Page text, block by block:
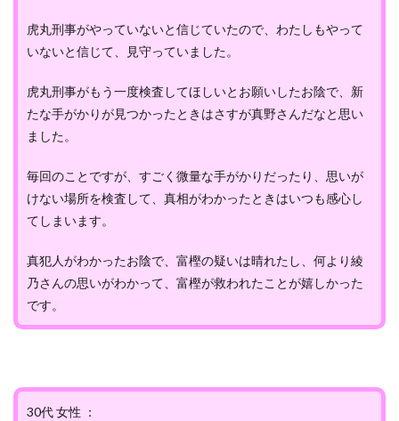
虎丸刑事がやっていないと信じていたので、わたしもやって
いないと信じて、見守っていました。
虎丸刑事がもう一度検査してほしいとお願いしたお陰で、新
たな手がかりが見つかったときはさすが真野さんだなと思い
ました。
毎回のことですが、すごく微量な手がかりだったり、思いが
けない場所を検査して、真相がわかったときはいつも感心し
てしまいます。
真犯人がわかったお陰で、富樫の疑いは晴れたし、何より綾
乃さんの思いがわかって、富樫が救われたことが嬉しかった
です。
30代 女性 ：